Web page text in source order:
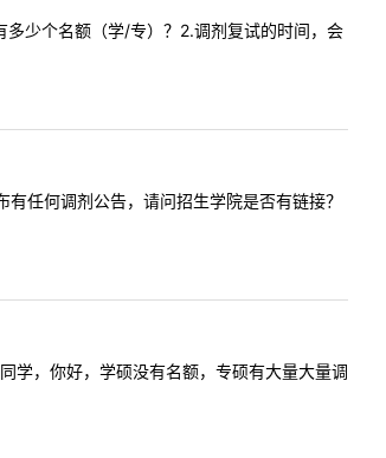
少个名额（学/专）？2.调剂复试的时间，会
任何调剂公告，请问招生学院是否有链接？
，你好，学硕没有名额，专硕有大量大量调